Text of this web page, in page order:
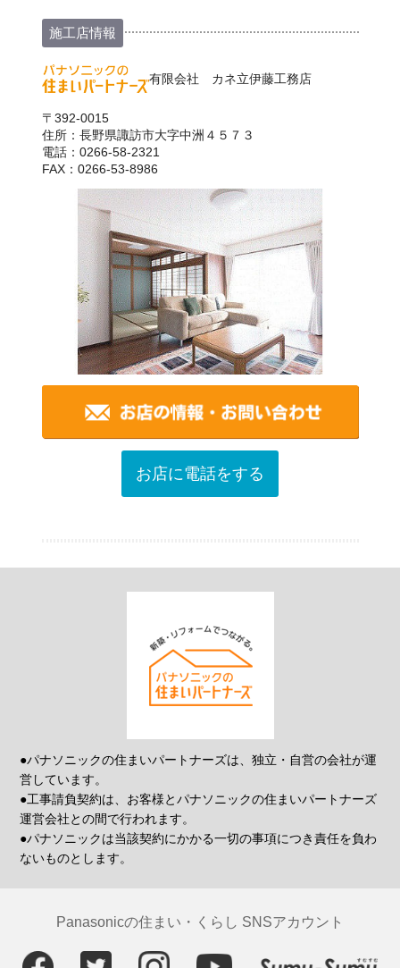
施工店情報
有限会社 カネ立伊藤工務店
〒392-0015
住所：長野県諏訪市大字中洲４５７３
電話：0266-58-2321
FAX：0266-53-8986
お店に電話をする
●パナソニックの住まいパートナーズは、独立・自営の会社が運
営しています。
●工事請負契約は、お客様とパナソニックの住まいパートナーズ
運営会社との間で行われます。
●パナソニックは当該契約にかかる一切の事項につき責任を負わ
ないものとします。
Panasonicの住まい・くらし SNSアカウント